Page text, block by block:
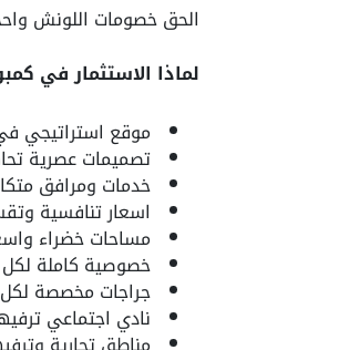
الحق خصومات اللونش
لماذا الاستثمار في
موقع استراتيجي
تصميمات عصرية
خدمات ومرافق
اسعار تنافسية
مساحات خضراء
خصوصية كاملة لكل
جراجات مخصصة
نادي اجتماعي